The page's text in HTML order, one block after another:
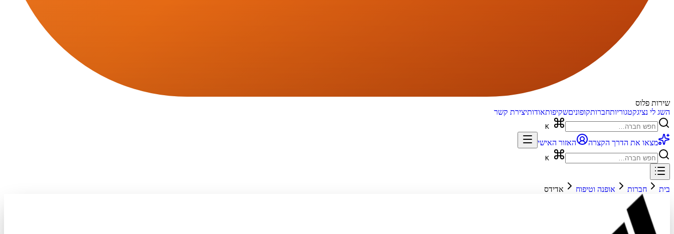
שירות פלוס
השג לי נציגקטגוריותחברותקופוניםשקיפותאודותיצירת קשר
מצאו את הדרך הקצרה האזור האישי
בית חברות אופנה וטיפוח אדידס